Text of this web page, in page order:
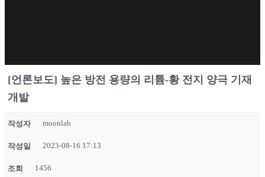
[언론보도] 높은 방전 용량의 리튬-황 전지 양극 기재
개발
작성자 moonlab
작성일 2023-08-16 17:13
조회 1456